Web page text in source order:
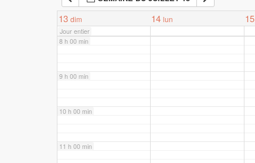
13 dim 14 lun 15
Jour entier
7 h 00 min
8 h 00 min
9 h 00 min
10 h 00 min
11 h 00 min